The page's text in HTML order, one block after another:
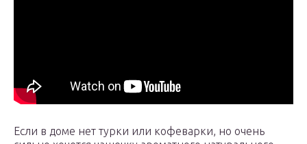
Если в доме нет турки или кофеварки, но очень